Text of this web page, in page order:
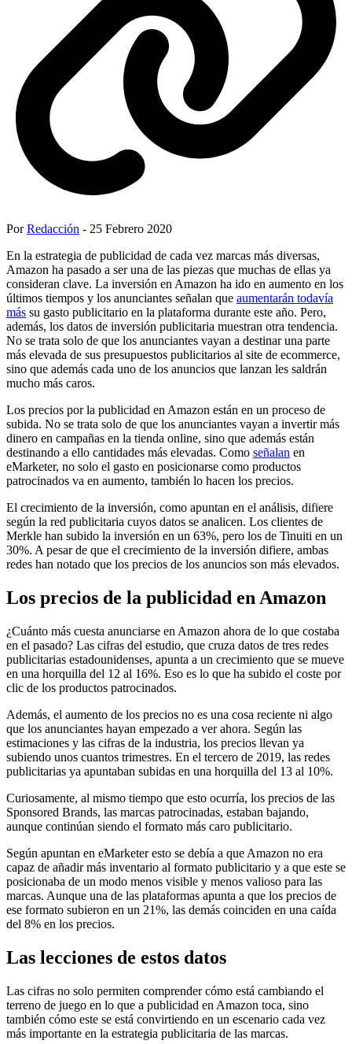
PorRedacción - 25 Febrero 2020
En la estrategia de publicidad de cada vez marcas más diversas,
Amazon ha pasado a ser una de las piezas que muchas de ellas ya
consideran clave. La inversión en Amazon ha ido en aumento en los
últimos tiempos y los anunciantes señalan que aumentarán todavía
más su gasto publicitario en la plataforma durante este año. Pero,
además, los datos de inversión publicitaria muestran otra tendencia.
No se trata solo de que los anunciantes vayan a destinar una parte
más elevada de sus presupuestos publicitarios al site de ecommerce,
sino que además cada uno de los anuncios que lanzan les saldrán
mucho más caros.
Los precios por la publicidad en Amazon están en un proceso de
subida. No se trata solo de que los anunciantes vayan a invertir más
dinero en campañas en la tienda online, sino que además están
destinando a ello cantidades más elevadas. Como señalan en
eMarketer, no solo el gasto en posicionarse como productos
patrocinados va en aumento, también lo hacen los precios.
El crecimiento de la inversión, como apuntan en el análisis, difiere
según la red publicitaria cuyos datos se analicen. Los clientes de
Merkle han subido la inversión en un 63%, pero los de Tinuiti en un
30%. A pesar de que el crecimiento de la inversión difiere, ambas
redes han notado que los precios de los anuncios son más elevados.
Los precios de la publicidad en Amazon
¿Cuánto más cuesta anunciarse en Amazon ahora de lo que costaba
en el pasado? Las cifras del estudio, que cruza datos de tres redes
publicitarias estadounidenses, apunta a un crecimiento que se mueve
en una horquilla del 12 al 16%. Eso es lo que ha subido el coste por
clic de los productos patrocinados.
Además, el aumento de los precios no es una cosa reciente ni algo
que los anunciantes hayan empezado a ver ahora. Según las
estimaciones y las cifras de la industria, los precios llevan ya
subiendo unos cuantos trimestres. En el tercero de 2019, las redes
publicitarias ya apuntaban subidas en una horquilla del 13 al 10%.
Curiosamente, al mismo tiempo que esto ocurría, los precios de las
Sponsored Brands, las marcas patrocinadas, estaban bajando,
aunque continúan siendo el formato más caro publicitario.
Según apuntan en eMarketer esto se debía a que Amazon no era
capaz de añadir más inventario al formato publicitario y a que este se
posicionaba de un modo menos visible y menos valioso para las
marcas. Aunque una de las plataformas apunta a que los precios de
ese formato subieron en un 21%, las demás coinciden en una caída
del 8% en los precios.
Las lecciones de estos datos
Las cifras no solo permiten comprender cómo está cambiando el
terreno de juego en lo que a publicidad en Amazon toca, sino
también cómo este se está convirtiendo en un escenario cada vez
más importante en la estrategia publicitaria de las marcas.